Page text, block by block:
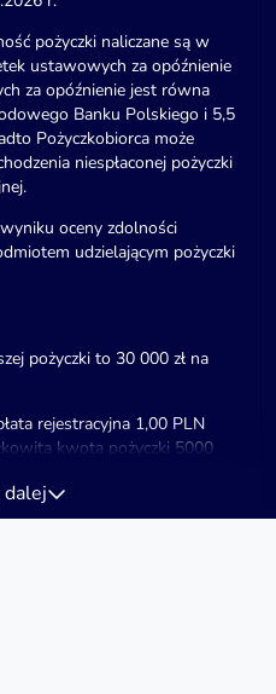
pożyczki naliczane są w
ustawowych za opóźnienie
za opóźnienie jest równa
Banku Polskiego i 5,5
Pożyczkobiorca może
niespłaconej pożyczki
oceny zdolności
udzielającym pożyczki
pożyczki to 30 000 zł na
rejestracyjna 1,00 PLN
kwota pożyczki 5000
roku 14,50% (odsetki
PLN; odsetki kapitałowe
dalej